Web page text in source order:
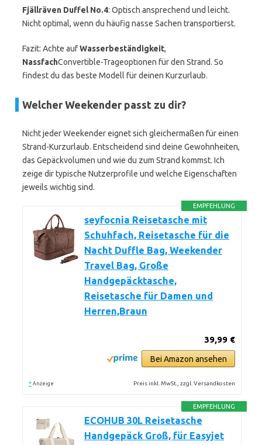
Fjällräven Duffel No.4: Optisch ansprechend und leicht.
Nicht optimal, wenn du häufig nasse Sachen transportierst.
Fazit: Achte aufWasserbeständigkeit,
NassfachConvertible-Trageoptionen für den Strand. So
findest du das beste Modell für deinen Kurzurlaub.
Welcher Weekender passt zu dir?
Nicht jeder Weekender eignet sich gleichermaßen für einen
Strand-Kurzurlaub. Entscheidend sind deine Gewohnheiten,
das Gepäckvolumen und wie du zum Strand kommst. Ich
zeige dir typische Nutzerprofile und welche Eigenschaften
jeweils wichtig sind.
EMPFEHLUNG
seyfocnia Reisetasche mit
Schuhfach, Reisetasche für die
Nacht Duffle Bag, Weekender
Travel Bag, Große
Handgepäcktasche,
Reisetasche für Damen und
Herren,Braun
39,99 €
Bei Amazon ansehen
* Anzeige Preis inkl. MwSt., zzgl. Versandkosten
EMPFEHLUNG
ECOHUB 30L Reisetasche
Handgepäck Groß, für Easyjet